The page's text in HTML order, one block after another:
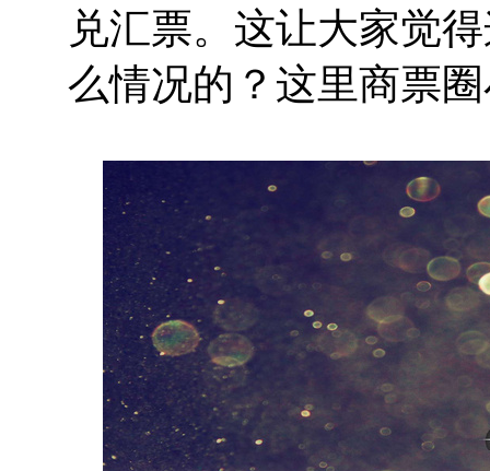
兑汇票。这让大家觉
么情况的？这里商票